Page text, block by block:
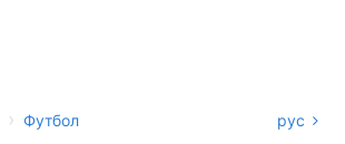
› Футбол рус